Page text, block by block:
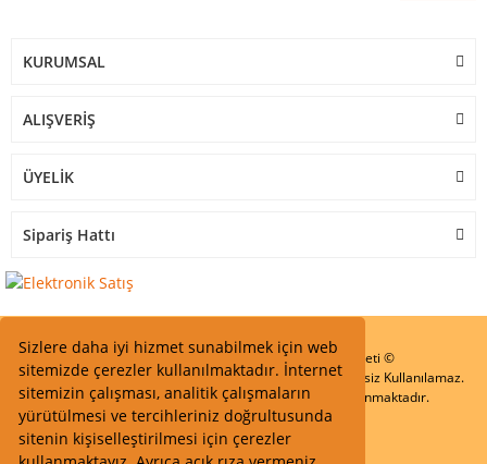
Sizlere daha iyi hizmet sunabilmek için web
sitemizde çerezler kullanılmaktadır. İnternet
sitemizin çalışması, analitik çalışmaların
yürütülmesi ve tercihleriniz doğrultusunda
sitenin kişiselleştirilmesi için çerezler
KURUMSAL
ALIŞVERİŞ
ÜYELİK
Sipariş Hattı
Start Elektronik Sanayi ve Ticaret Limited Şirketi ©
Resimler Yazılar ve İçeriklerin Tüm hakları saklıdır ve İzinsiz Kullanılamaz.
Kredi kartı bilgileriniz 256bit SSL Sertifikası ile Korunmaktadır.